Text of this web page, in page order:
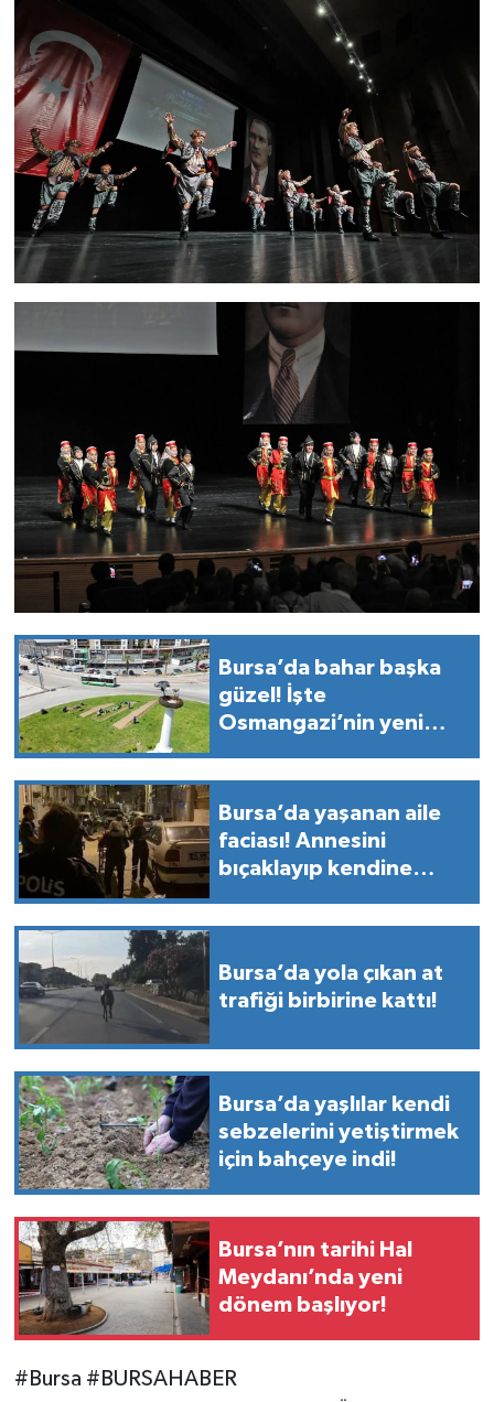
Bursa’da bahar başka
güzel! İşte
Osmangazi’nin yeni
Bursa’da yaşanan aile
faciası! Annesini
bıçaklayıp kendine
Bursa’da yola çıkan at
trafiği birbirine kattı!
Bursa’da yaşlılar kendi
sebzelerini yetiştirmek
için bahçeye indi!
Bursa’nın tarihi Hal
Meydanı’nda yeni
dönem başlıyor!
#Bursa #BURSAHABER